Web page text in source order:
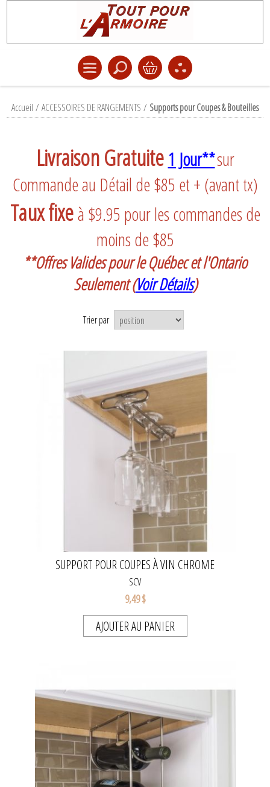
Accueil / ACCESSOIRES DE RANGEMENTS / Supports pour Coupes & Bouteilles
Livraison Gratuite 1 Jour**sur
Commande au Détail de $85 et + (avant tx)
Taux fixeà $9.95 pour les commandes de
moins de $85
**Offres Valides pour le Québec et l'Ontario
Seulement (Voir Détails)
Trier par
SUPPORT POUR COUPES À VIN CHROME
SCV
9,49 $
AJOUTER AU PANIER